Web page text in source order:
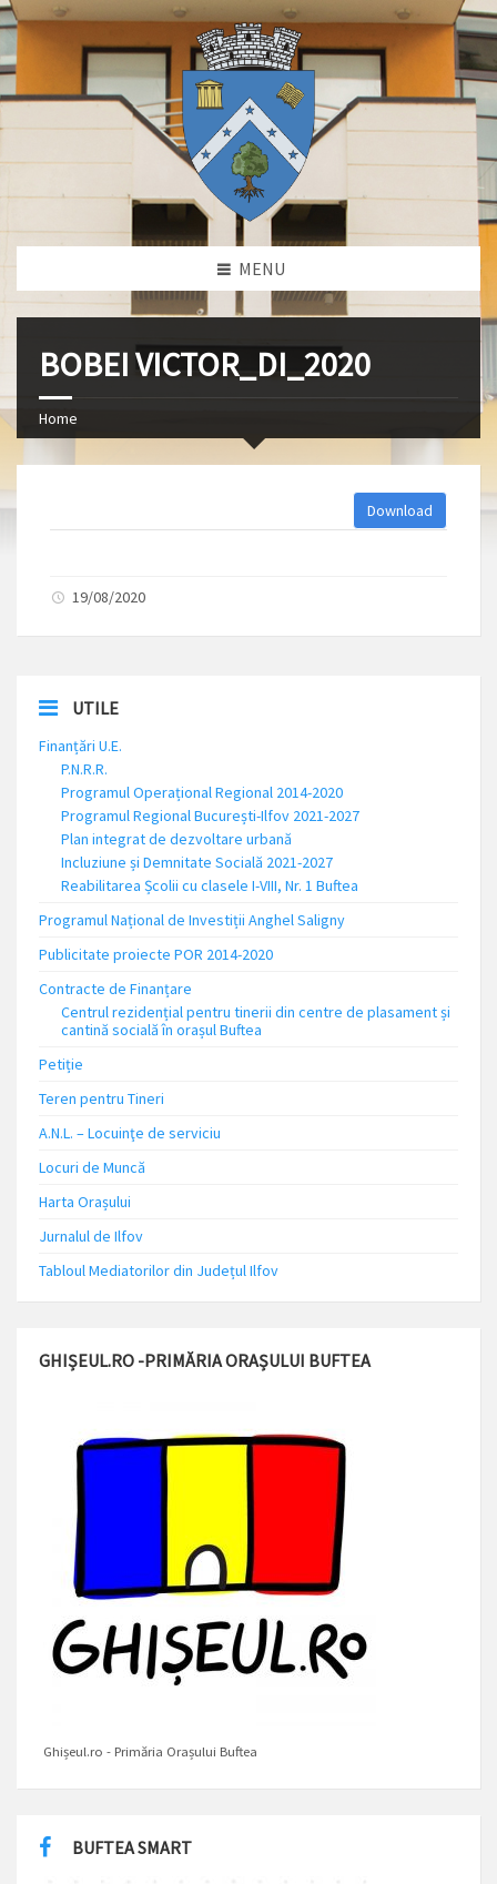
MENU
BOBEI VICTOR_DI_2020
Home
Download
19/08/2020
UTILE
Finanțări U.E.
P.N.R.R.
Programul Operațional Regional 2014-2020
Programul Regional București-Ilfov 2021-2027
Plan integrat de dezvoltare urbană
Incluziune și Demnitate Socială 2021-2027
Reabilitarea Școlii cu clasele I-VIII, Nr. 1 Buftea
Programul Național de Investiții Anghel Saligny
Publicitate proiecte POR 2014-2020
Contracte de Finanțare
Centrul rezidențial pentru tinerii din centre de plasament și
cantină socială în orașul Buftea
Petiție
Teren pentru Tineri
A.N.L. – Locuinţe de serviciu
Locuri de Muncă
Harta Orașului
Jurnalul de Ilfov
Tabloul Mediatorilor din Județul Ilfov
GHIȘEUL.RO -PRIMĂRIA ORAȘULUI BUFTEA
Ghișeul.ro - Primăria Orașului Buftea
BUFTEA SMART